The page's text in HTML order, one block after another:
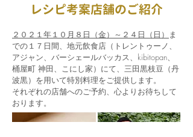
レシピ考案店舗のご紹介
２０２１年１０月８日（金）～２４日（日） ま
での１７日間、地元飲食店（トレントゥーノ、
アジャン、バーシェールバッカス、kibitopan、
桶屋町 神田、こにし家）にて、三田黒枝豆（丹
波黒）を用いて特別料理をご提供します。
それぞれの店舗へのご予約、心よりお待ちして
おります。